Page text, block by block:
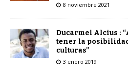
8 noviembre 2021
Ducarmel Alcius :
tener la
culturas”
3 enero 2019